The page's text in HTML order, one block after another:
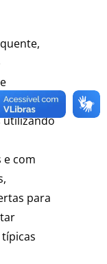
utilizando
e com
para